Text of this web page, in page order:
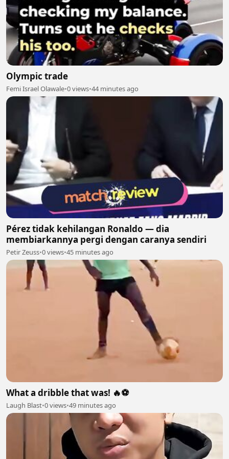
Olympic trade
Femi Israel Olawale•0 views•44 minutes ago
Pérez tidak kehilangan Ronaldo — dia
membiarkannya pergi dengan caranya sendiri
Petir Zeuss•0 views•45 minutes ago
What a dribble that was! 🔥⚽
Laugh Blast•0 views•49 minutes ago